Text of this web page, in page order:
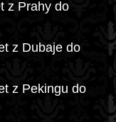
z Prahy do
z Dubaje do
z Pekingu do